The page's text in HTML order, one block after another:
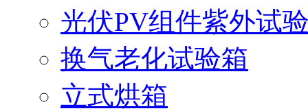
光伏PV组件紫外试
换气老化试验箱
立式烘箱